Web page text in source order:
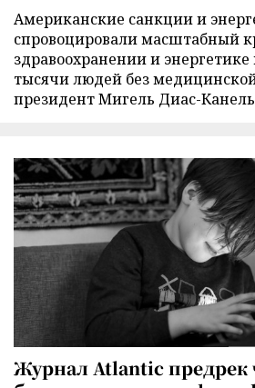
Американские санкции и
спровоцировали масштабный
здравоохранении и энергетике
тысячи людей без
президент Мигель Диас-
Журнал Atlantic предрек